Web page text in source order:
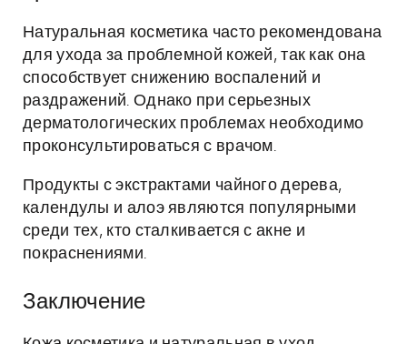
Натуральная косметика часто рекомендована
для ухода за проблемной кожей, так как она
способствует снижению воспалений и
раздражений. Однако при серьезных
дерматологических проблемах необходимо
проконсультироваться с врачом.
Продукты с экстрактами чайного дерева,
календулы и алоэ являются популярными
среди тех, кто сталкивается с акне и
покраснениями.
Заключение